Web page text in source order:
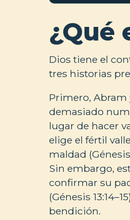
¿Qué
Dios tiene el
tres historias
Primero, Abram
demasiado
lugar de hacer
elige el fértil
maldad
Sin embargo,
confirmar su
(Génesis
bendición.